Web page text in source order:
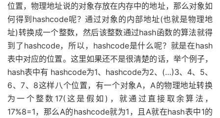
位置，物理地址说的对象存放在内存中的地址，那么对象如
何得到hashcode呢？通过对象的内部地址(也就是物理地
址)转换成一个整数，然后该整数通过hash函数的算法就得
到了hashcode，所以，hashcode是什么呢？就是在hash
表中对应的位置。这里如果还不是很清楚的话，举个例子，
hash表中有 hashcode为1、hashcode为2、(…)3、4、5、
6、7、8这样八个位置，有一个对象A，A的物理地址转换
为一个整数17(这是假如)，就通过直接取余算法，
17%8=1，那么A的hashcode就为1，且A就在hash表中1的